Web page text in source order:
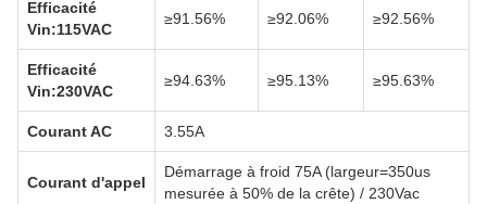
Efficacité
Vin:115VAC
≥91.56% ≥92.06% ≥92.56%
Efficacité
Vin:230VAC
≥94.63% ≥95.13% ≥95.63%
Courant AC 3.55A
Courant d'appel
Démarrage à froid 75A (largeur=350us
mesurée à 50% de la crête) / 230Vac